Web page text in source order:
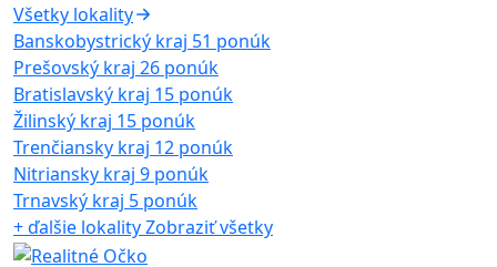
Všetky lokality
Banskobystrický kraj 51 ponúk
Prešovský kraj 26 ponúk
Bratislavský kraj 15 ponúk
Žilinský kraj 15 ponúk
Trenčiansky kraj 12 ponúk
Nitriansky kraj 9 ponúk
Trnavský kraj 5 ponúk
+ ďalšie lokalityZobraziť všetky